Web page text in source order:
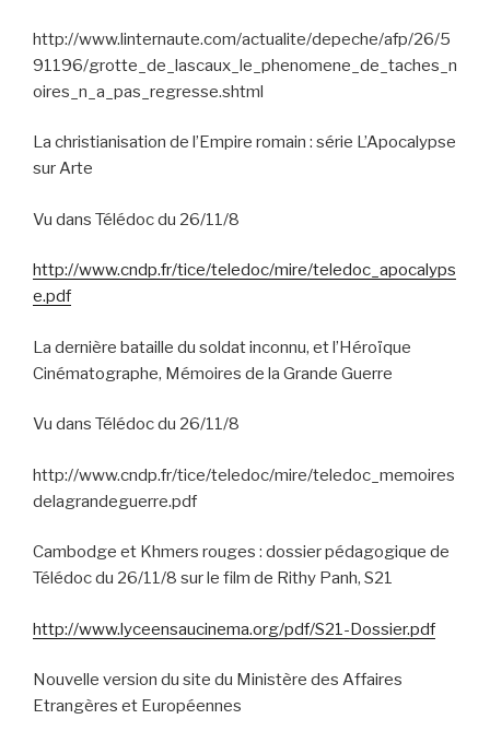
http://www.linternaute.com/actualite/depeche/afp/26/5
91196/grotte_de_lascaux_le_phenomene_de_taches_n
oires_n_a_pas_regresse.shtml
La christianisation de l’Empire romain : série L’Apocalypse
sur Arte
Vu dans Télédoc du 26/11/8
http://www.cndp.fr/tice/teledoc/mire/teledoc_apocalyps
e.pdf
La dernière bataille du soldat inconnu, et l’Héroïque
Cinématographe, Mémoires de la Grande Guerre
Vu dans Télédoc du 26/11/8
http://www.cndp.fr/tice/teledoc/mire/teledoc_memoires
delagrandeguerre.pdf
Cambodge et Khmers rouges : dossier pédagogique de
Télédoc du 26/11/8 sur le film de Rithy Panh, S21
http://www.lyceensaucinema.org/pdf/S21-Dossier.pdf
Nouvelle version du site du Ministère des Affaires
Etrangères et Européennes